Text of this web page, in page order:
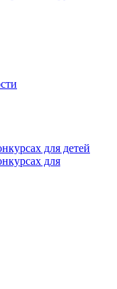
для детей
для